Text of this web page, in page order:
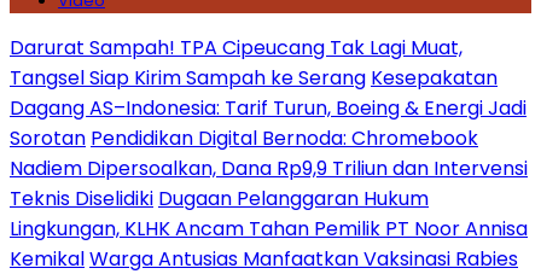
Darurat Sampah! TPA Cipeucang Tak Lagi Muat,
Tangsel Siap Kirim Sampah ke Serang Kesepakatan
Dagang AS–Indonesia: Tarif Turun, Boeing & Energi Jadi
Sorotan Pendidikan Digital Bernoda: Chromebook
Nadiem Dipersoalkan, Dana Rp9,9 Triliun dan Intervensi
Teknis Diselidiki Dugaan Pelanggaran Hukum
Lingkungan, KLHK Ancam Tahan Pemilik PT Noor Annisa
KemikalWarga Antusias Manfaatkan Vaksinasi Rabies